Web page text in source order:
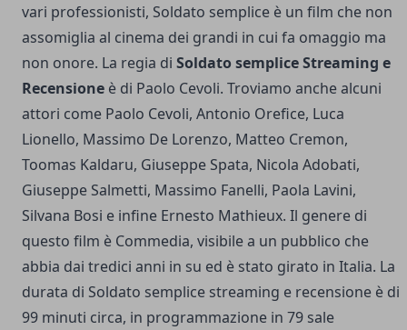
vari professionisti, Soldato semplice è un film che non
assomiglia al cinema dei grandi in cui fa omaggio ma
non onore. La regia di Soldato semplice Streaming e
Recensione è di Paolo Cevoli. Troviamo anche alcuni
attori come Paolo Cevoli, Antonio Orefice, Luca
Lionello, Massimo De Lorenzo, Matteo Cremon,
Toomas Kaldaru, Giuseppe Spata, Nicola Adobati,
Giuseppe Salmetti, Massimo Fanelli, Paola Lavini,
Silvana Bosi e infine Ernesto Mathieux. Il genere di
questo film è Commedia, visibile a un pubblico che
abbia dai tredici anni in su ed è stato girato in Italia. La
durata di Soldato semplice streaming e recensione è di
99 minuti circa, in programmazione in 79 sale